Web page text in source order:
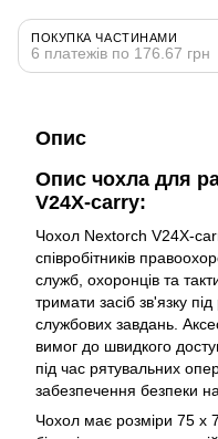
ПОКУПКА ЧАСТИНАМИ
6 платежів по 176.67 грн
Опис
Опис чохла для
V24X-carry:
Чохол Nextorch V24X-
співробітників
служб, охоронців та
тримати засіб зв'язку
службових завдань.
вимог до швидкого
під час рятувальних
забезпечення безпеки
Чохол має розміри 75 х